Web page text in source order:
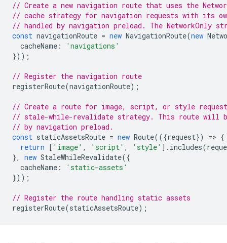
// Create a new navigation route that uses the
// cache strategy for navigation requests with its
// handled by navigation preload. The NetworkOnly
const navigationRoute = new NavigationRoute(new
cacheName :
'navigations'
}));
// Register the navigation route
registerRoute(navigationRoute);
// Create a route for image, script, or style
// stale-while-revalidate strategy. This route will
// by navigation preload.
const staticAssetsRoute = new Route(({request}) => {
return
[ 'image' , 'script' , 'style' ]. includes(
},
new StaleWhileRevalidate({
cacheName :
'static-assets'
}));
// Register the route handling static assets
registerRoute(staticAssetsRoute);